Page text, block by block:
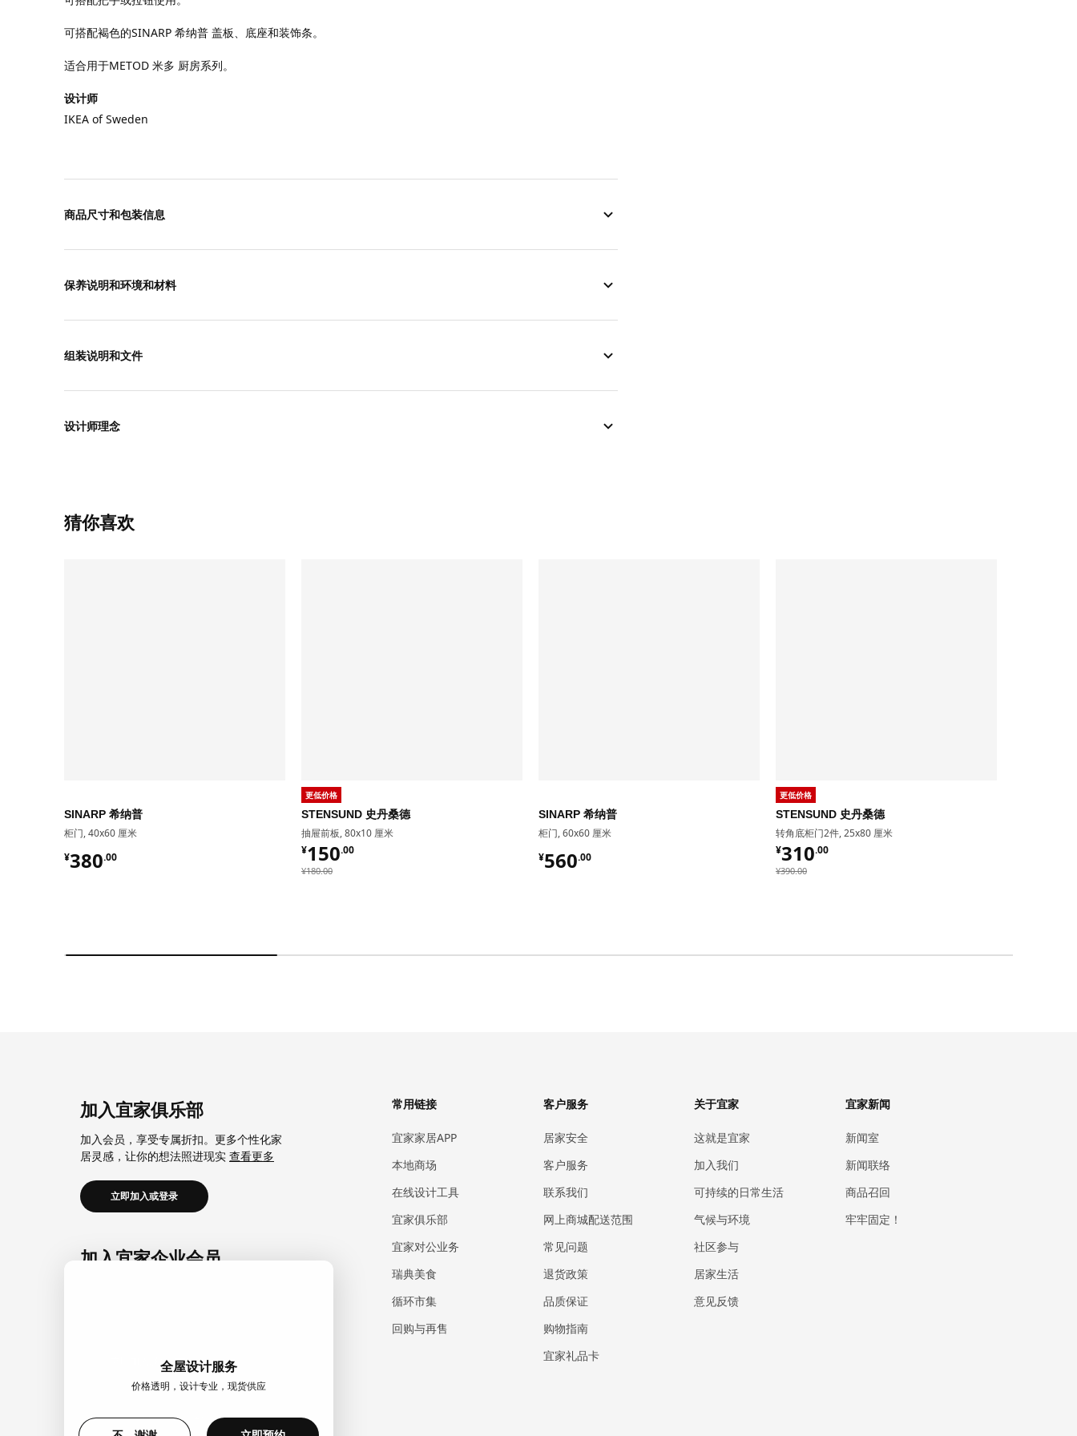
可搭配褐色的SINARP 希纳普 盖板、底座和装饰条。
适合用于METOD 米多 厨房系列。
设计师
IKEA of Sweden
商品尺寸和包装信息
保养说明和环境和材料
组装说明和文件
设计师理念
猜你喜欢
SINARP 希纳普
柜门, 40x60 厘米
¥380.00
¥ 380.00
更低价格
STENSUND 史丹桑德
抽屉前板, 80x10 厘米
¥180.00
¥ 180.00
¥150.00
¥ 150.00
SINARP 希纳普
柜门, 60x60 厘米
¥560.00
¥ 560.00
更低价格
STENSUND 史丹桑德
转角底柜门2件, 25x80 厘米
¥390.00
¥ 390.00
¥310.00
¥ 310.00
加入宜家俱乐部
加入会员，享受专属折扣。更多个性化家
居灵感，让你的想法照进现实 查看更多
立即加入或登录
加入宜家企业会员
立即加入或登录
常用链接
宜家家居APP
本地商场
在线设计工具
宜家俱乐部
宜家对公业务
瑞典美食
循环市集
回购与再售
客户服务
居家安全
客户服务
联系我们
网上商城配送范围
常见问题
退货政策
品质保证
购物指南
宜家礼品卡
关于宜家
这就是宜家
加入我们
可持续的日常生活
气候与环境
社区参与
居家生活
意见反馈
宜家新闻
新闻室
新闻联络
商品召回
牢牢固定！
>
全屋设计服务
价格透明，设计专业，现货供应